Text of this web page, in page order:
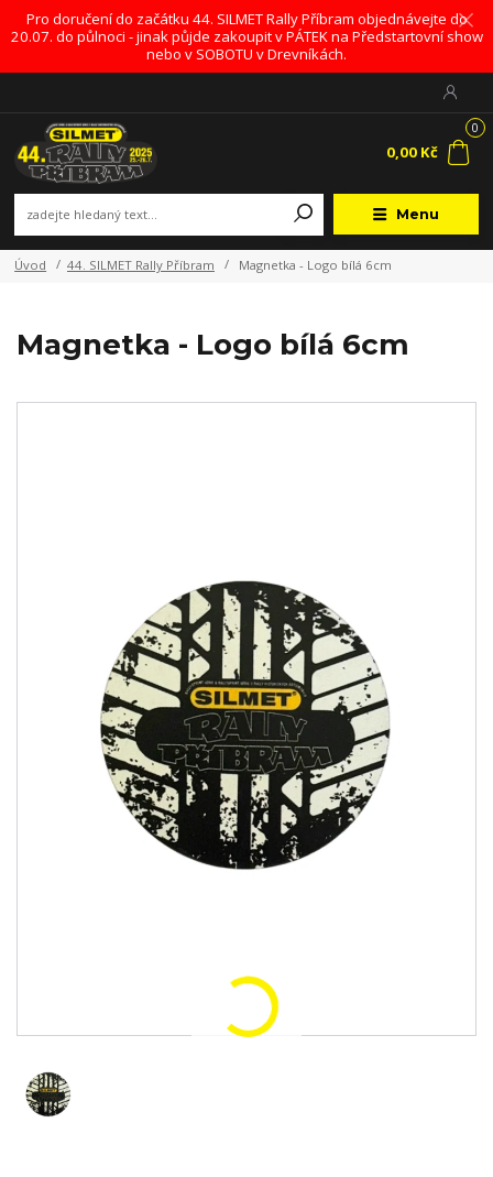
Pro doručení do začátku 44. SILMET Rally Příbram objednávejte do
20.07. do půlnoci - jinak půjde zakoupit v PÁTEK na Předstartovní show
nebo v SOBOTU v Drevníkách.
Menu
0
0,00 Kč
Úvod 44. SILMET Rally Příbram Magnetka - Logo bílá 6cm
Magnetka - Logo bílá 6cm